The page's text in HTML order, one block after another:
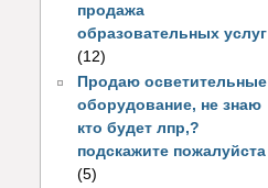
продажа
образовательных услуг
(12)
Продаю осветительные
оборудование, не знаю
кто будет лпр,?
подскажите пожалуйста
(5)